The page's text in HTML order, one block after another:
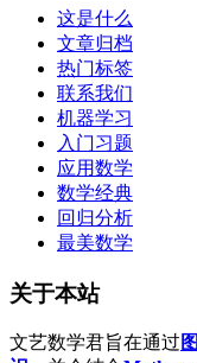
这是什么
文章归档
热门标签
联系我们
机器学习
入门习题
应用数学
数学经典
回归分析
最美数学
关于本站
文艺数学君旨在通过